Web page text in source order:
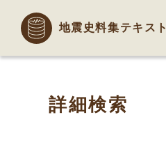
地震史料集テキス
詳細検索